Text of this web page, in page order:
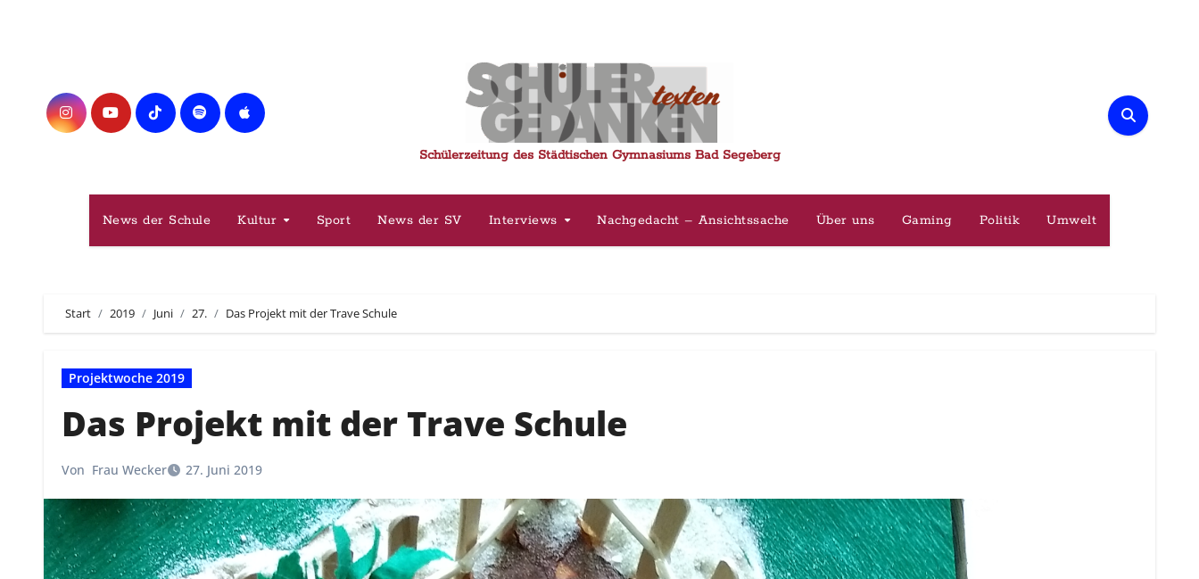
Schülerzeitung des Städtischen Gymnasiums Bad Segeberg
News der Schule Kultur Sport News der SV Interviews Nachgedacht – Ansichtssache Über uns Gaming Politik Umwelt
Start 2019 Juni 27. Das Projekt mit der Trave Schule
Projektwoche 2019
Das Projekt mit der Trave Schule
Von Frau Wecker 27. Juni 2019